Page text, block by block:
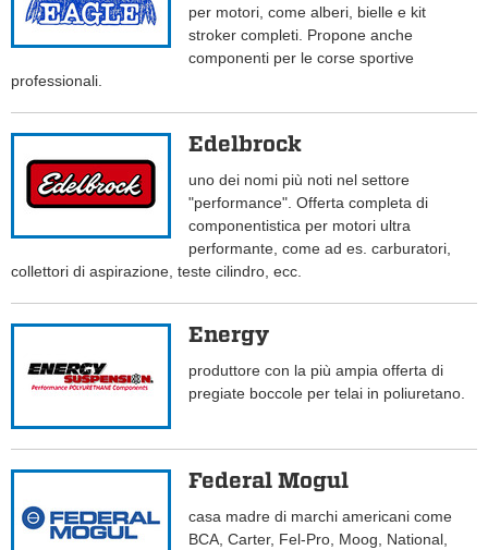
per motori, come alberi, bielle e kit
stroker completi. Propone anche
componenti per le corse sportive
professionali.
Edelbrock
uno dei nomi più noti nel settore
"performance". Offerta completa di
componentistica per motori ultra
performante, come ad es. carburatori,
collettori di aspirazione, teste cilindro, ecc.
Energy
produttore con la più ampia offerta di
pregiate boccole per telai in poliuretano.
Federal Mogul
casa madre di marchi americani come
BCA, Carter, Fel-Pro, Moog, National,